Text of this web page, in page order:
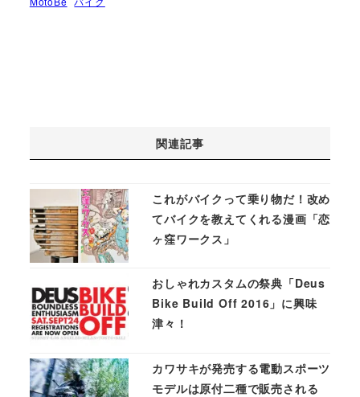
関連記事
これがバイクって乗り物だ！改め
てバイクを教えてくれる漫画「恋
ヶ窪ワークス」
おしゃれカスタムの祭典「Deus
Bike Build Off 2016」に興味
津々！
カワサキが発売する電動スポーツ
モデルは原付二種で販売される